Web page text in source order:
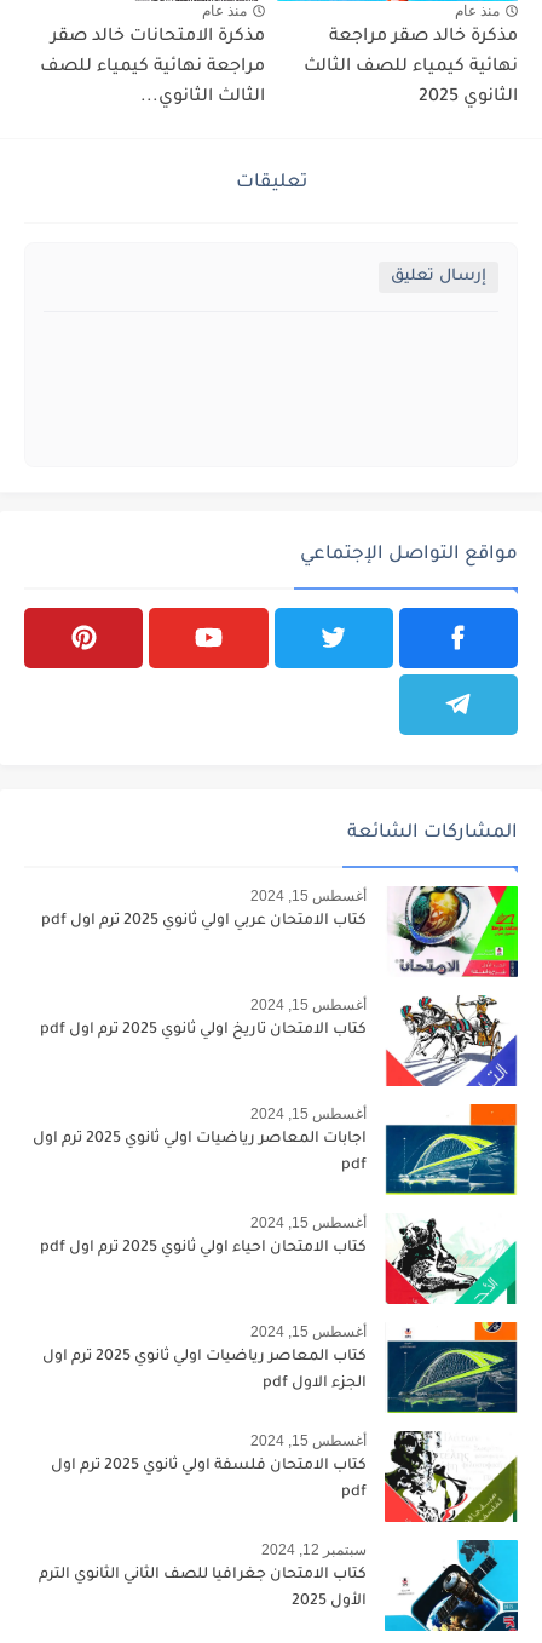
منذ عام
مذكرة خالد صقر مراجعة
نهائية كيمياء للصف الثالث
الثانوي 2025
منذ عام
مذكرة الامتحانات خالد صقر
مراجعة نهائية كيمياء للصف
الثالث الثانوي...
تعليقات
إرسال تعليق
مواقع التواصل الإجتماعي
المشاركات الشائعة
أغسطس 15, 2024
كتاب الامتحان عربي اولي ثانوي 2025 ترم اول pdf
أغسطس 15, 2024
كتاب الامتحان تاريخ اولي ثانوي 2025 ترم اول pdf
أغسطس 15, 2024
اجابات المعاصر رياضيات اولي ثانوي 2025 ترم اول
pdf
أغسطس 15, 2024
كتاب الامتحان احياء اولي ثانوي 2025 ترم اول pdf
أغسطس 15, 2024
كتاب المعاصر رياضيات اولي ثانوي 2025 ترم اول
الجزء الاول pdf
أغسطس 15, 2024
كتاب الامتحان فلسفة اولي ثانوي 2025 ترم اول
pdf
سبتمبر 12, 2024
كتاب الامتحان جغرافيا للصف الثاني الثانوي الترم
الأول 2025